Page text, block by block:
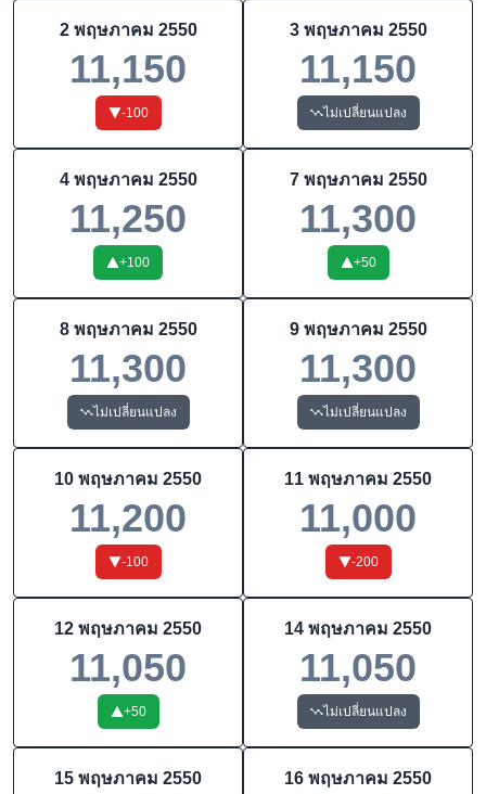
2 พฤษภาคม 2550
11,150
-100
3 พฤษภาคม 2550
11,150
ไม่เปลี่ยนแปลง
4 พฤษภาคม 2550
11,250
+100
7 พฤษภาคม 2550
11,300
+50
8 พฤษภาคม 2550
11,300
ไม่เปลี่ยนแปลง
9 พฤษภาคม 2550
11,300
ไม่เปลี่ยนแปลง
10 พฤษภาคม 2550
11,200
-100
11 พฤษภาคม 2550
11,000
-200
12 พฤษภาคม 2550
11,050
+50
14 พฤษภาคม 2550
11,050
ไม่เปลี่ยนแปลง
15 พฤษภาคม 2550 16 พฤษภาคม 2550